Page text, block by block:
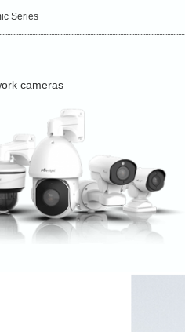
Series
cameras